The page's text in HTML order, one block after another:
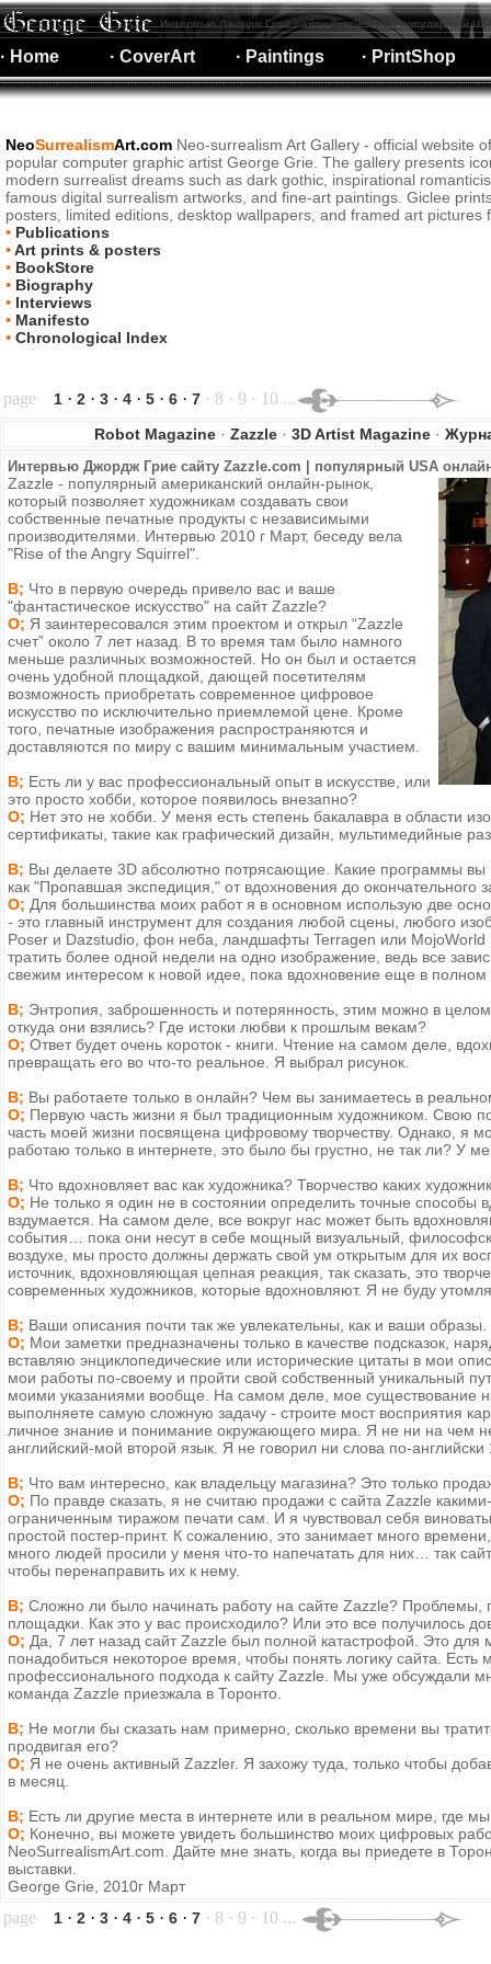
Интервью Джордж Грие сайту Zazzle.com | популярный
· Home · CoverArt · Paintings · PrintShop
NeoSurrealismArt.com Neo-surrealism Art Gallery - official website
popular computer graphic artist George Grie. The gallery presents
modern surrealist dreams such as dark gothic, inspirational
famous digital surrealism artworks, and fine-art paintings. Giclee
posters, limited editions, desktop wallpapers, and framed art pictures
• Publications
•Art prints & posters
• BookStore
• Biography
• Interviews
• Manifesto
• Chronological Index
page 1 · 2 · 3 · 4 · 5 · 6 · 7 · 8 · 9 · 10 ...
Robot Magazine· Zazzle· 3D Artist Magazine·
Интервью Джордж Грие сайту Zazzle.com | популярный USA
Zazzle - популярный американский онлайн-рынок,
который позволяет художникам создавать свои
собственные печатные продукты с независимыми
производителями. Интервью 2010 г Mарт, беседу вела
"Rise of the Angry Squirrel".
В; Что в первую очередь привело вас и ваше
"фантастическое искусство" на сайт Zazzle?
О; Я заинтересовался этим проектом и открыл “Zazzle
счет” около 7 лет назад. В то время там было намного
меньше различных возможностей. Но он был и остается
очень удобной площадкой, дающей посетителям
возможность приобретать современное цифровое
искусство по исключительно приемлемой цене. Кроме
того, печатные изображения распространяются и
доставляются по миру с вашим минимальным участием.
В; Есть ли у вас профессиональный опыт в искусстве, или
это просто хобби, которое появилось внезапно?
О; Нет это не хобби. У меня есть степень бакалавра в области
сертификаты, такие как графический дизайн, мультимедийные
В; Вы делаете 3D абсолютно потрясающие. Какие программы вы
как "Пропавшая экспедиция," от вдохновения до окончательного
О; Для большинства моих работ я в основном использую две
- это главный инструмент для создания любой сцены, любого
Poser и Dazstudio, фон неба, ландшафты Terragen или MojoWorld
тратить более одной недели на одно изображение, ведь все
свежим интересом к новой идее, пока вдохновение еще в полном
В; Энтропия, заброшенность и потерянность, этим можно в
откуда они взялись? Где истоки любви к прошлым векам?
О; Ответ будет очень короток - книги. Чтение на самом деле,
превращать его во что-то реальное. Я выбрал рисунок.
В; Вы работаете только в онлайн? Чем вы занимаетесь в
О; Первую часть жизни я был традиционным художником. Свою
часть моей жизни посвящена цифровому творчеству. Однако, я
работаю только в интернете, это было бы грустно, не так ли? У
В; Что вдохновляет вас как художника? Творчество каких
О; Не только я один не в состоянии определить точные способы
вздумается. На самом деле, все вокруг нас может быть
события… пока они несут в себе мощный визуальный,
воздухе, мы просто должны держать свой ум открытым для их
источник, вдохновляющая цепная реакция, так сказать, это
современных художников, которые вдохновляют. Я не буду
В; Ваши описания почти так же увлекательны, как и ваши
О; Мои заметки предназначены только в качестве подсказок,
вставляю энциклопедические или исторические цитаты в мои
мои работы по-своему и пройти свой собственный уникальный
моими указаниями вообще. На самом деле, мое существование
выполняете самую сложную задачу - строите мост восприятия
личное знание и понимание окружающего мира. Я не ни на чем
английский-мой второй язык. Я не говорил ни слова по-английски
В; Что вам интересно, как владельцу магазина? Это только
О; По правде сказать, я не считаю продажи с сайта Zazzle
ограниченным тиражом печати сам. И я чувствовал себя
простой постер-принт. К сожалению, это занимает много
много людей просили у меня что-то напечатать для них… так
чтобы перенаправить их к нему.
В; Сложно ли было начинать работу на сайте Zazzle? Проблемы,
площадки. Как это у вас происходило? Или это все получилось
О; Да, 7 лет назад сайт Zazzle был полной катастрофой. Это для
понадобиться некоторое время, чтобы понять логику сайта. Есть
профессионального подхода к сайту Zazzle. Мы уже обсуждали
команда Zazzle приезжала в Торонто.
В; Не могли бы сказать нам примерно, сколько времени вы
продвигая его?
О; Я не очень активный Zazzler. Я захожу туда, только чтобы
в месяц.
В; Есть ли другие места в интернете или в реальном мире, где
О; Конечно, вы можете увидеть большинство моих цифровых
NeoSurrealismArt.com. Дайте мне знать, когда вы приедете в
выставки.
George Grie, 2010г Mарт
page 1 · 2 · 3 · 4 · 5 · 6 · 7 · 8 · 9 · 10 ...